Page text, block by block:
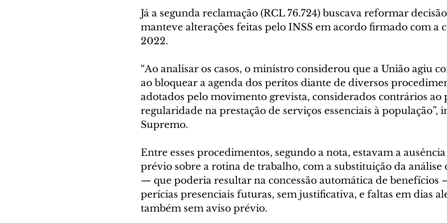
Já a segunda reclamação (RCL 76.724) buscava reformar
manteve alterações feitas pelo INSS em acordo firmado com a
2022.
“Ao analisar os casos, o ministro considerou que a União agiu
ao bloquear a agenda dos peritos diante de diversos
adotados pelo movimento grevista, considerados contrários
regularidade na prestação de serviços essenciais à
Supremo.
Entre esses procedimentos, segundo a nota, estavam a
prévio sobre a rotina de trabalho, com a substituição da
— que poderia resultar na concessão automática de
perícias presenciais futuras, sem justificativa, e faltas em dias
também sem aviso prévio.